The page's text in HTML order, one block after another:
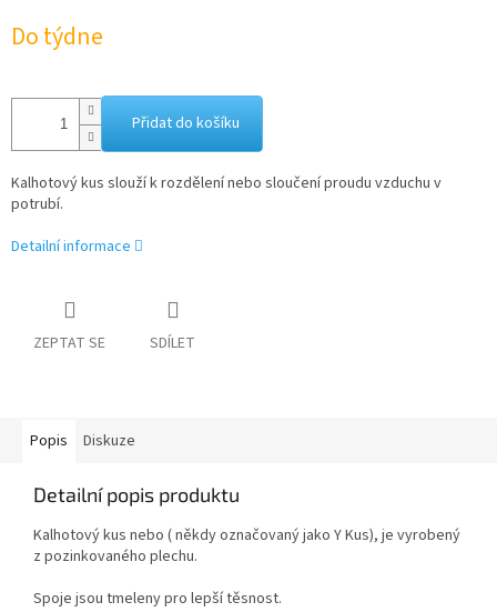
cena:
Do týdne
Přidat do košíku
Kalhotový kus slouží k rozdělení nebo sloučení proudu vzduchu v
potrubí.
Detailní informace
ZEPTAT SE SDÍLET
Popis Diskuze
Detailní popis produktu
Kalhotový kus nebo ( někdy označovaný jako Y Kus), je vyrobený
z pozinkovaného plechu.
Spoje jsou tmeleny pro lepší těsnost.